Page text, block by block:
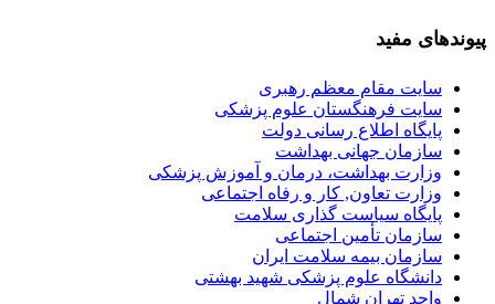
پیوندهای مفید
سایت مقام معظم رهبری
سایت فرهنگستان علوم پزشکی
پایگاه اطلاع رسانی دولت
سازمان جهانی بهداشت
وزارت بهداشت، درمان و آموزش پزشکی
وزارت تعاون, کار و رفاه اجتماعی
پایگاه سیاست گذاری سلامت
سازمان تأمین اجتماعی
سازمان بیمه سلامت ایران
دانشگاه علوم پزشکی شهید بهشتی
واحد تهران شمال